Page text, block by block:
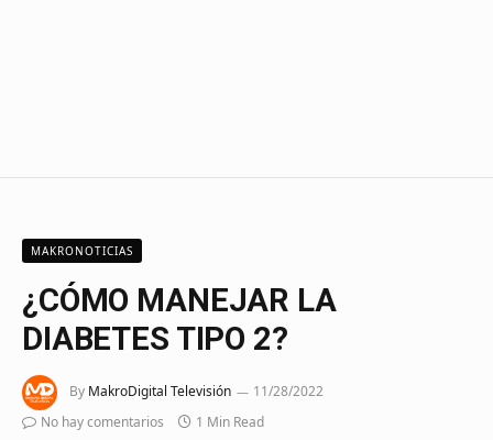
MAKRONOTICIAS
¿CÓMO MANEJAR LA
DIABETES TIPO 2?
By MakroDigital Televisión
11/28/2022
No hay comentarios
1 Min Read